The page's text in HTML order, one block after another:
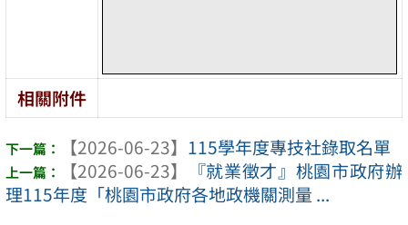
相關附件
【2026-06-23】 115學年度專技社錄取名單
【2026-06-23】
『就業徵才』桃園市政府辦
理115年度「桃園市政府各地政機關測量 ...